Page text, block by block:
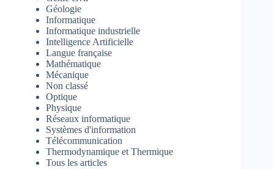
Géologie
Informatique
Informatique industrielle
Intelligence Artificielle
Langue française
Mathématique
Mécanique
Non classé
Optique
Physique
Réseaux informatique
Systèmes d'information
Télécommunication
Thermodynamique et Thermique
Tous les articles